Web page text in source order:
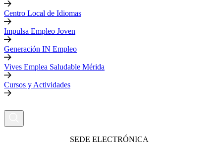
Centro Local de Idiomas
Impulsa Empleo Joven
Generación IN Empleo
Vives Emplea Saludable Mérida
Cursos y Actividades
SEDE ELECTRÓNICA